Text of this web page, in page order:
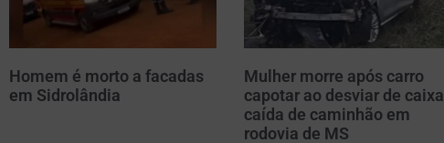
Homem é morto a facadas
em Sidrolândia
Mulher morre após carro
capotar ao desviar de caixa
caída de caminhão em
rodovia de MS